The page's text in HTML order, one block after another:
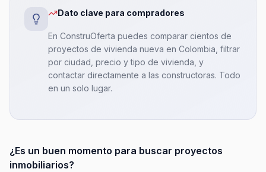
Dato clave para compradores
En ConstruOferta puedes comparar cientos de
proyectos de vivienda nueva en Colombia, filtrar
por ciudad, precio y tipo de vivienda, y
contactar directamente a las constructoras. Todo
en un solo lugar.
¿Es un buen momento para buscar proyectos
inmobiliarios?